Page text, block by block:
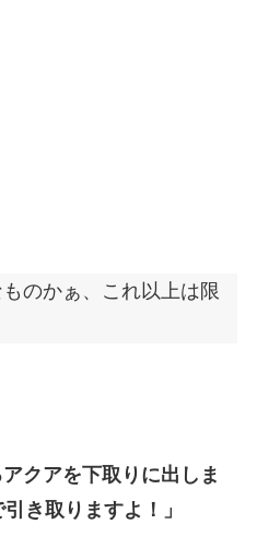
のかぁ、これ以上は限
クアを下取りに出しま
き取りますよ！」